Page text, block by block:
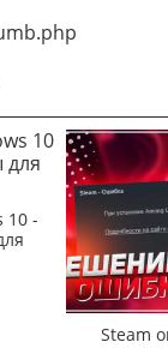
10 -
Steam